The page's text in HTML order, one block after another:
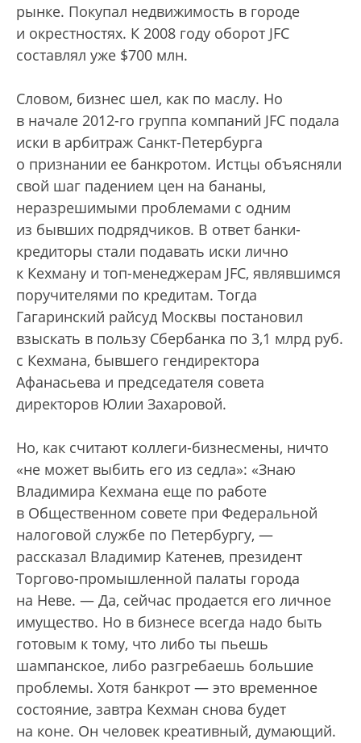
рынке. Покупал недвижимость в городе
и окрестностях. К 2008 году оборот JFC
составлял уже $700 млн.
Словом, бизнес шел, как по маслу. Но
в начале 2012-го группа компаний JFC подала
иски в арбитраж Санкт-Петербурга
о признании ее банкротом. Истцы объясняли
свой шаг падением цен на бананы,
неразрешимыми проблемами с одним
из бывших подрядчиков. В ответ банки-
кредиторы стали подавать иски лично
к Кехману и топ-менеджерам JFC, являвшимся
поручителями по кредитам. Тогда
Гагаринский райсуд Москвы постановил
взыскать в пользу Сбербанка по 3,1 млрд руб.
с Кехмана, бывшего гендиректора
Афанасьева и председателя совета
директоров Юлии Захаровой.
Но, как считают коллеги-бизнесмены, ничто
«не может выбить его из седла»: «Знаю
Владимира Кехмана еще по работе
в Общественном совете при Федеральной
налоговой службе по Петербургу, —
рассказал Владимир Катенев, президент
Торгово-промышленной палаты города
на Неве. — Да, сейчас продается его личное
имущество. Но в бизнесе всегда надо быть
готовым к тому, что либо ты пьешь
шампанское, либо разгребаешь большие
проблемы. Хотя банкрот — это временное
состояние, завтра Кехман снова будет
на коне. Он человек креативный, думающий.